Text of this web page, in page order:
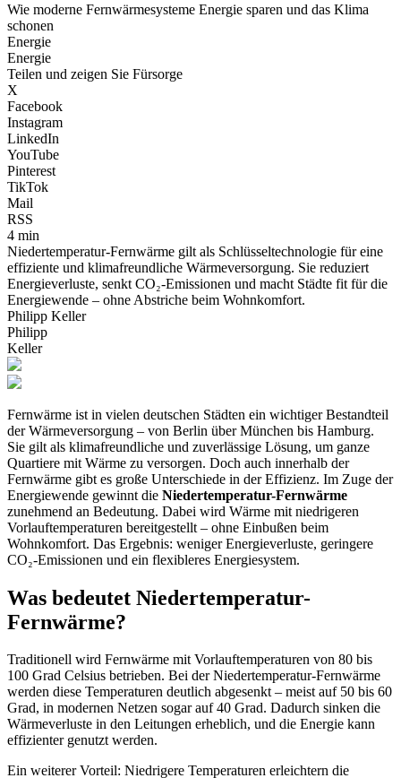
Wie moderne Fernwärmesysteme Energie sparen und das Klima
schonen
Energie
Energie
Teilen und zeigen Sie Fürsorge
X
Facebook
Instagram
LinkedIn
YouTube
Pinterest
TikTok
Mail
RSS
4 min
Niedertemperatur-Fernwärme gilt als Schlüsseltechnologie für eine
effiziente und klimafreundliche Wärmeversorgung. Sie reduziert
Energieverluste, senkt CO₂-Emissionen und macht Städte fit für die
Energiewende – ohne Abstriche beim Wohnkomfort.
Philipp Keller
Philipp
Keller
Fernwärme ist in vielen deutschen Städten ein wichtiger Bestandteil
der Wärmeversorgung – von Berlin über München bis Hamburg.
Sie gilt als klimafreundliche und zuverlässige Lösung, um ganze
Quartiere mit Wärme zu versorgen. Doch auch innerhalb der
Fernwärme gibt es große Unterschiede in der Effizienz. Im Zuge der
Energiewende gewinnt die Niedertemperatur-Fernwärme
zunehmend an Bedeutung. Dabei wird Wärme mit niedrigeren
Vorlauftemperaturen bereitgestellt – ohne Einbußen beim
Wohnkomfort. Das Ergebnis: weniger Energieverluste, geringere
CO₂-Emissionen und ein flexibleres Energiesystem.
Was bedeutet Niedertemperatur-
Fernwärme?
Traditionell wird Fernwärme mit Vorlauftemperaturen von 80 bis
100 Grad Celsius betrieben. Bei der Niedertemperatur-Fernwärme
werden diese Temperaturen deutlich abgesenkt – meist auf 50 bis 60
Grad, in modernen Netzen sogar auf 40 Grad. Dadurch sinken die
Wärmeverluste in den Leitungen erheblich, und die Energie kann
effizienter genutzt werden.
Ein weiterer Vorteil: Niedrigere Temperaturen erleichtern die